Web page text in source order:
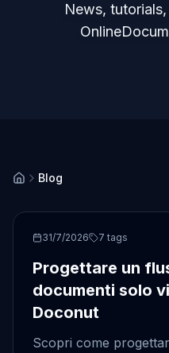
News,
Blog
ASP.NET
31/7/2026 7 tags
Progettare un
documenti solo
Doconut
Scopri come